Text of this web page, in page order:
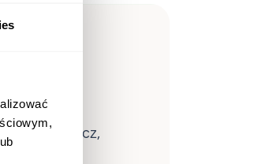
HR — zobacz,